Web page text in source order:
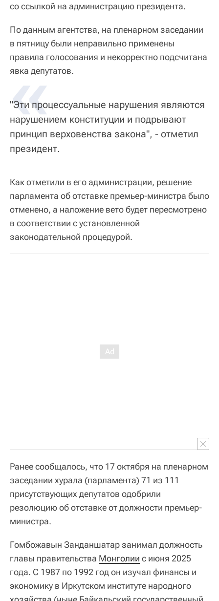
со ссылкой на администрацию президента.
По данным агентства, на пленарном заседании
в пятницу были неправильно применены
правила голосования и некорректно подсчитана
явка депутатов.
«
"Эти процессуальные нарушения являются
нарушением конституции и подрывают
принцип верховенства закона", - отметил
президент.
Как отметили в его администрации, решение
парламента об отставке премьер-министра было
отменено, а наложение вето будет пересмотрено
в соответствии с установленной
законодательной процедурой.
Ранее сообщалось, что 17 октября на пленарном
заседании хурала (парламента) 71 из 111
присутствующих депутатов одобрили
резолюцию об отставке от должности премьер-
министра.
Гомбожавын Занданшатар занимал должность
главы правительства Монголии с июня 2025
года. С 1987 по 1992 год он изучал финансы и
экономику в Иркутском институте народного